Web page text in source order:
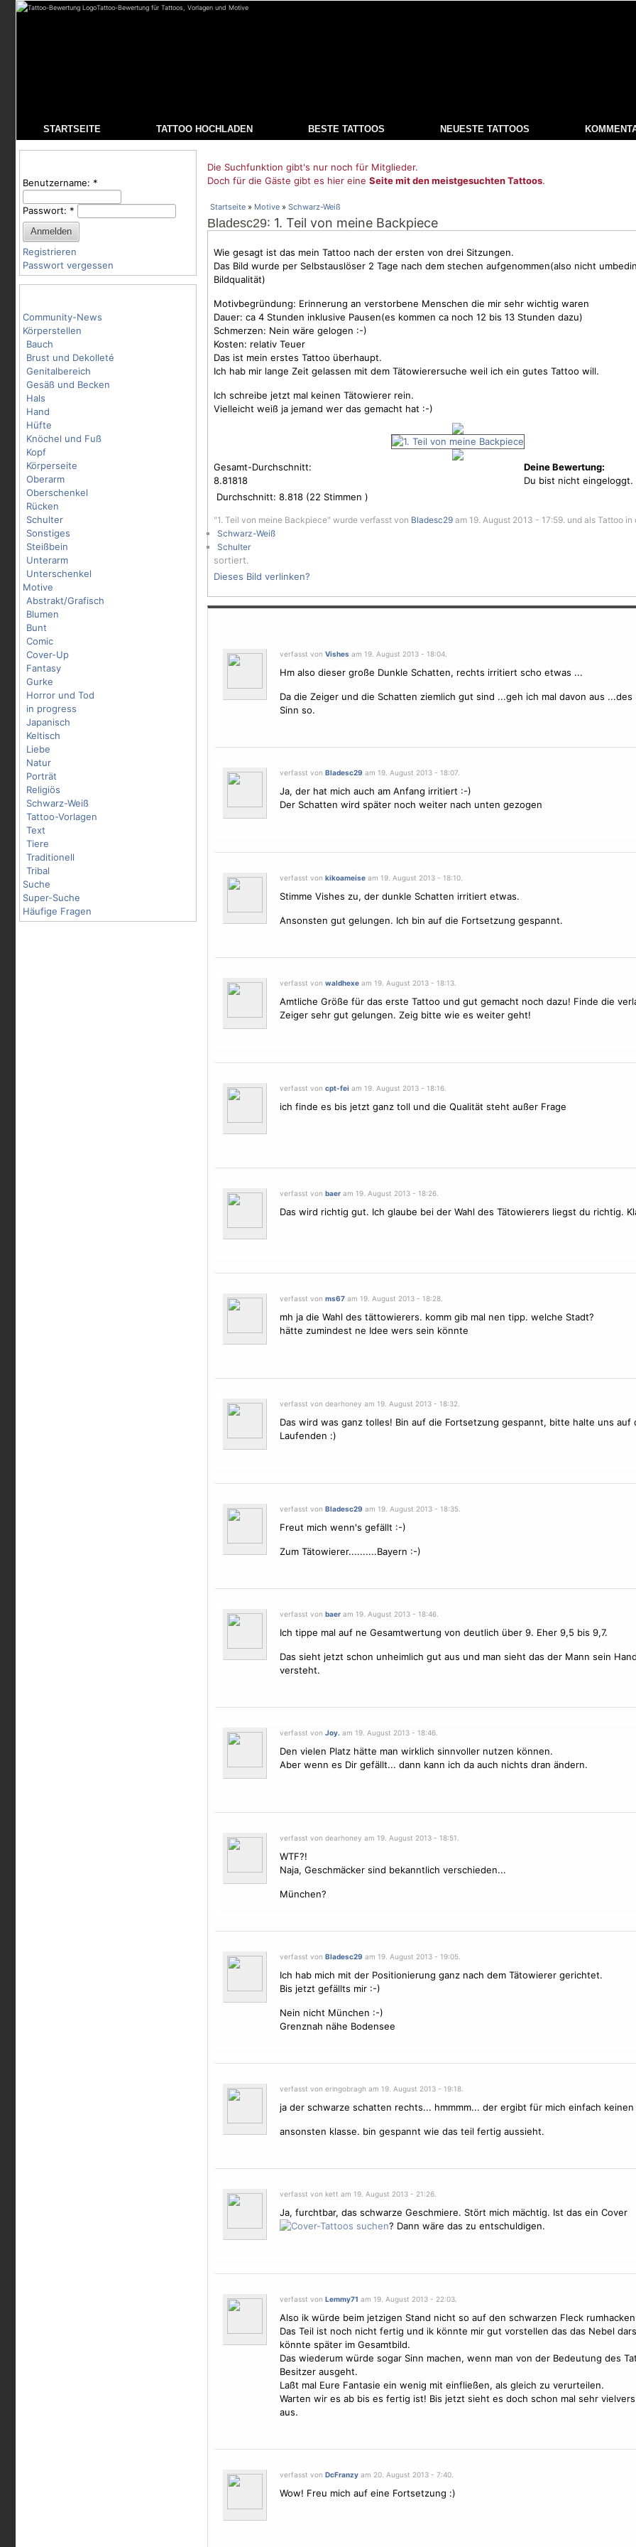
Tattoo-Bewertung für Tattoos, Vorlagen und Motive
STARTSEITE TATTOO HOCHLADEN BESTE TATTOOS NEUESTE TATTOOS
Benutzername: *
Passwort: *
Registrieren
Passwort vergessen
Community-News
Körperstellen
Bauch
Brust und Dekolleté
Genitalbereich
Gesäß und Becken
Hals
Hand
Hüfte
Knöchel und Fuß
Kopf
Körperseite
Oberarm
Oberschenkel
Rücken
Schulter
Sonstiges
Steißbein
Unterarm
Unterschenkel
Motive
Abstrakt/Grafisch
Blumen
Bunt
Comic
Cover-Up
Fantasy
Gurke
Horror und Tod
in progress
Japanisch
Keltisch
Liebe
Natur
Porträt
Religiös
Schwarz-Weiß
Tattoo-Vorlagen
Text
Tiere
Traditionell
Tribal
Suche
Super-Suche
Häufige Fragen
Die Suchfunktion gibt's nur noch für Mitglieder.
Doch für die Gäste gibt es hier eine Seite mit den meistgesuchten Tattoos.
Startseite » Motive » Schwarz-Weiß
Bladesc29: 1. Teil von meine Backpiece
Wie gesagt ist das mein Tattoo nach der ersten von drei Sitzungen.
Das Bild wurde per Selbstauslöser 2 Tage nach dem stechen aufgenommen(also nicht
Bildqualität)
Motivbegründung: Erinnerung an verstorbene Menschen die mir sehr wichtig waren
Dauer: ca 4 Stunden inklusive Pausen(es kommen ca noch 12 bis 13 Stunden dazu)
Schmerzen: Nein wäre gelogen :-)
Kosten: relativ Teuer
Das ist mein erstes Tattoo überhaupt.
Ich hab mir lange Zeit gelassen mit dem Tätowierersuche weil ich ein gutes Tattoo will.
Ich schreibe jetzt mal keinen Tätowierer rein.
Vielleicht weiß ja jemand wer das gemacht hat :-)
Gesamt-Durchschnitt:
8.81818
Durchschnitt: 8.818 (22 Stimmen )
Deine Bewertung:
Du bist nicht eingeloggt.
"1. Teil von meine Backpiece" wurde verfasst von Bladesc29 am 19. August 2013 - 17:59. und als Tattoo in
Schwarz-Weiß
Schulter
sortiert.
Dieses Bild verlinken?
verfasst von Vishesam 19. August 2013 - 18:04.
Hm also dieser große Dunkle Schatten, rechts irritiert scho etwas ...
Da die Zeiger und die Schatten ziemlich gut sind ...geh ich mal davon aus ...des
Sinn so.
verfasst von Bladesc29 am 19. August 2013 - 18:07.
Ja, der hat mich auch am Anfang irritiert :-)
Der Schatten wird später noch weiter nach unten gezogen
verfasst von kikoameiseam 19. August 2013 - 18:10.
Stimme Vishes zu, der dunkle Schatten irritiert etwas.
Ansonsten gut gelungen. Ich bin auf die Fortsetzung gespannt.
verfasst von waldhexeam 19. August 2013 - 18:13.
Amtliche Größe für das erste Tattoo und gut gemacht noch dazu! Finde die
Zeiger sehr gut gelungen. Zeig bitte wie es weiter geht!
verfasst von cpt-fei am 19. August 2013 - 18:16.
ich finde es bis jetzt ganz toll und die Qualität steht außer Frage
verfasst von baeram 19. August 2013 - 18:26.
Das wird richtig gut. Ich glaube bei der Wahl des Tätowierers liegst du richtig.
verfasst von ms67am 19. August 2013 - 18:28.
mh ja die Wahl des tättowierers. komm gib mal nen tipp. welche Stadt?
hätte zumindest ne Idee wers sein könnte
verfasst von dearhoney am 19. August 2013 - 18:32.
Das wird was ganz tolles! Bin auf die Fortsetzung gespannt, bitte halte uns auf
Laufenden :)
verfasst von Bladesc29 am 19. August 2013 - 18:35.
Freut mich wenn's gefällt :-)
Zum Tätowierer..........Bayern :-)
verfasst von baeram 19. August 2013 - 18:46.
Ich tippe mal auf ne Gesamtwertung von deutlich über 9. Eher 9,5 bis 9,7.
Das sieht jetzt schon unheimlich gut aus und man sieht das der Mann sein
versteht.
verfasst von Joy. am 19. August 2013 - 18:46.
Den vielen Platz hätte man wirklich sinnvoller nutzen können.
Aber wenn es Dir gefällt... dann kann ich da auch nichts dran ändern.
verfasst von dearhoney am 19. August 2013 - 18:51.
WTF?!
Naja, Geschmäcker sind bekanntlich verschieden...
München?
verfasst von Bladesc29 am 19. August 2013 - 19:05.
Ich hab mich mit der Positionierung ganz nach dem Tätowierer gerichtet.
Bis jetzt gefällts mir :-)
Nein nicht München :-)
Grenznah nähe Bodensee
verfasst von eringobragh am 19. August 2013 - 19:18.
ja der schwarze schatten rechts... hmmmm... der ergibt für mich einfach keinen
ansonsten klasse. bin gespannt wie das teil fertig aussieht.
verfasst von kett am 19. August 2013 - 21:26.
Ja, furchtbar, das schwarze Geschmiere. Stört mich mächtig. Ist das ein Cover
? Dann wäre das zu entschuldigen.
verfasst von Lemmy71 am 19. August 2013 - 22:03.
Also ik würde beim jetzigen Stand nicht so auf den schwarzen Fleck
Das Teil ist noch nicht fertig und ik könnte mir gut vorstellen das das Nebel
könnte später im Gesamtbild.
Das wiederum würde sogar Sinn machen, wenn man von der Bedeutung des
Besitzer ausgeht.
Laßt mal Eure Fantasie ein wenig mit einfließen, als gleich zu verurteilen.
Warten wir es ab bis es fertig ist! Bis jetzt sieht es doch schon mal sehr
aus.
verfasst von DcFranzyam 20. August 2013 - 7:40.
Wow! Freu mich auf eine Fortsetzung :)